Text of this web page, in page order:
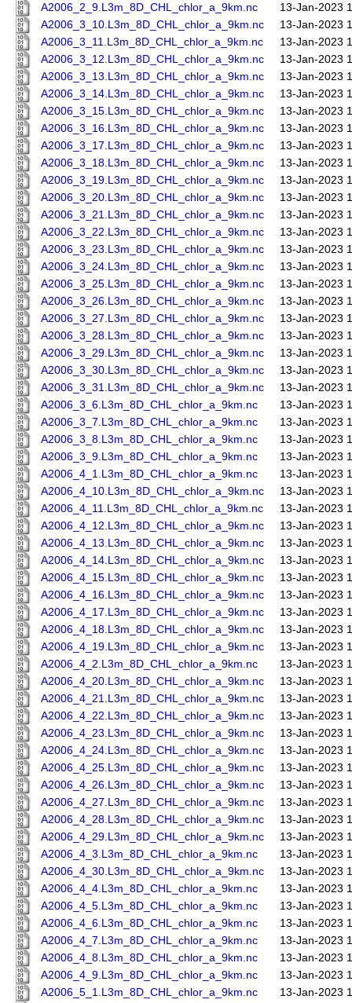
A2006_2_9.L3m_8D_CHL_chlor_a_9km.nc
13-Jan-2023
A2006_3_10.L3m_8D_CHL_chlor_a_9km.nc
13-Jan-2023
A2006_3_11.L3m_8D_CHL_chlor_a_9km.nc
13-Jan-2023
A2006_3_12.L3m_8D_CHL_chlor_a_9km.nc
13-Jan-2023
A2006_3_13.L3m_8D_CHL_chlor_a_9km.nc
13-Jan-2023
A2006_3_14.L3m_8D_CHL_chlor_a_9km.nc
13-Jan-2023
A2006_3_15.L3m_8D_CHL_chlor_a_9km.nc
13-Jan-2023
A2006_3_16.L3m_8D_CHL_chlor_a_9km.nc
13-Jan-2023
A2006_3_17.L3m_8D_CHL_chlor_a_9km.nc
13-Jan-2023
A2006_3_18.L3m_8D_CHL_chlor_a_9km.nc
13-Jan-2023
A2006_3_19.L3m_8D_CHL_chlor_a_9km.nc
13-Jan-2023
A2006_3_20.L3m_8D_CHL_chlor_a_9km.nc
13-Jan-2023
A2006_3_21.L3m_8D_CHL_chlor_a_9km.nc
13-Jan-2023
A2006_3_22.L3m_8D_CHL_chlor_a_9km.nc
13-Jan-2023
A2006_3_23.L3m_8D_CHL_chlor_a_9km.nc
13-Jan-2023
A2006_3_24.L3m_8D_CHL_chlor_a_9km.nc
13-Jan-2023
A2006_3_25.L3m_8D_CHL_chlor_a_9km.nc
13-Jan-2023
A2006_3_26.L3m_8D_CHL_chlor_a_9km.nc
13-Jan-2023
A2006_3_27.L3m_8D_CHL_chlor_a_9km.nc
13-Jan-2023
A2006_3_28.L3m_8D_CHL_chlor_a_9km.nc
13-Jan-2023
A2006_3_29.L3m_8D_CHL_chlor_a_9km.nc
13-Jan-2023
A2006_3_30.L3m_8D_CHL_chlor_a_9km.nc
13-Jan-2023
A2006_3_31.L3m_8D_CHL_chlor_a_9km.nc
13-Jan-2023
A2006_3_6.L3m_8D_CHL_chlor_a_9km.nc
13-Jan-2023
A2006_3_7.L3m_8D_CHL_chlor_a_9km.nc
13-Jan-2023
A2006_3_8.L3m_8D_CHL_chlor_a_9km.nc
13-Jan-2023
A2006_3_9.L3m_8D_CHL_chlor_a_9km.nc
13-Jan-2023
A2006_4_1.L3m_8D_CHL_chlor_a_9km.nc
13-Jan-2023
A2006_4_10.L3m_8D_CHL_chlor_a_9km.nc
13-Jan-2023
A2006_4_11.L3m_8D_CHL_chlor_a_9km.nc
13-Jan-2023
A2006_4_12.L3m_8D_CHL_chlor_a_9km.nc
13-Jan-2023
A2006_4_13.L3m_8D_CHL_chlor_a_9km.nc
13-Jan-2023
A2006_4_14.L3m_8D_CHL_chlor_a_9km.nc
13-Jan-2023
A2006_4_15.L3m_8D_CHL_chlor_a_9km.nc
13-Jan-2023
A2006_4_16.L3m_8D_CHL_chlor_a_9km.nc
13-Jan-2023
A2006_4_17.L3m_8D_CHL_chlor_a_9km.nc
13-Jan-2023
A2006_4_18.L3m_8D_CHL_chlor_a_9km.nc
13-Jan-2023
A2006_4_19.L3m_8D_CHL_chlor_a_9km.nc
13-Jan-2023
A2006_4_2.L3m_8D_CHL_chlor_a_9km.nc
13-Jan-2023
A2006_4_20.L3m_8D_CHL_chlor_a_9km.nc
13-Jan-2023
A2006_4_21.L3m_8D_CHL_chlor_a_9km.nc
13-Jan-2023
A2006_4_22.L3m_8D_CHL_chlor_a_9km.nc
13-Jan-2023
A2006_4_23.L3m_8D_CHL_chlor_a_9km.nc
13-Jan-2023
A2006_4_24.L3m_8D_CHL_chlor_a_9km.nc
13-Jan-2023
A2006_4_25.L3m_8D_CHL_chlor_a_9km.nc
13-Jan-2023
A2006_4_26.L3m_8D_CHL_chlor_a_9km.nc
13-Jan-2023
A2006_4_27.L3m_8D_CHL_chlor_a_9km.nc
13-Jan-2023
A2006_4_28.L3m_8D_CHL_chlor_a_9km.nc
13-Jan-2023
A2006_4_29.L3m_8D_CHL_chlor_a_9km.nc
13-Jan-2023
A2006_4_3.L3m_8D_CHL_chlor_a_9km.nc
13-Jan-2023
A2006_4_30.L3m_8D_CHL_chlor_a_9km.nc
13-Jan-2023
A2006_4_4.L3m_8D_CHL_chlor_a_9km.nc
13-Jan-2023
A2006_4_5.L3m_8D_CHL_chlor_a_9km.nc
13-Jan-2023
A2006_4_6.L3m_8D_CHL_chlor_a_9km.nc
13-Jan-2023
A2006_4_7.L3m_8D_CHL_chlor_a_9km.nc
13-Jan-2023
A2006_4_8.L3m_8D_CHL_chlor_a_9km.nc
13-Jan-2023
A2006_4_9.L3m_8D_CHL_chlor_a_9km.nc
13-Jan-2023
A2006_5_1.L3m_8D_CHL_chlor_a_9km.nc
13-Jan-2023